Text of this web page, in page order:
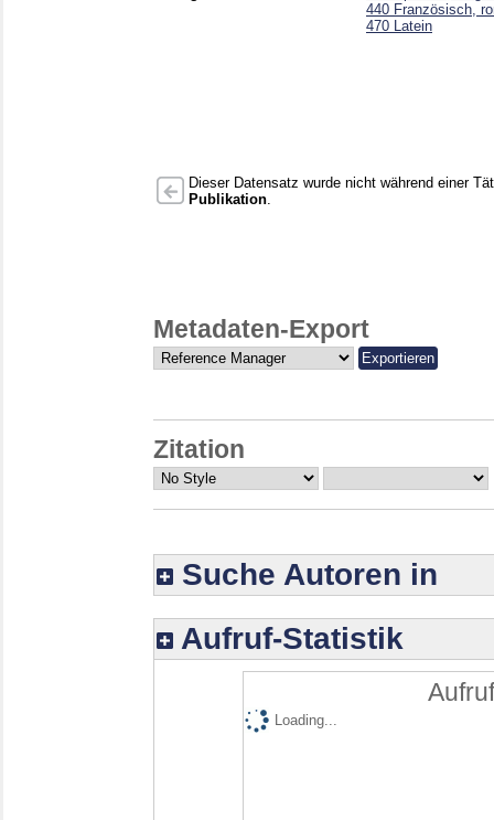
440 Französisch,
470 Latein
Dieser Datensatz wurde nicht während einer
Publikation
Metadaten-Export
Zitation
Suche Autoren in
Aufruf-Statistik
Loading...